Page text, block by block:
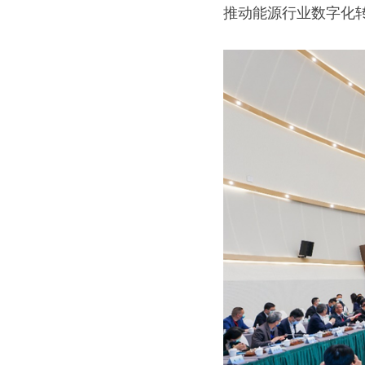
推动能源行业数字化